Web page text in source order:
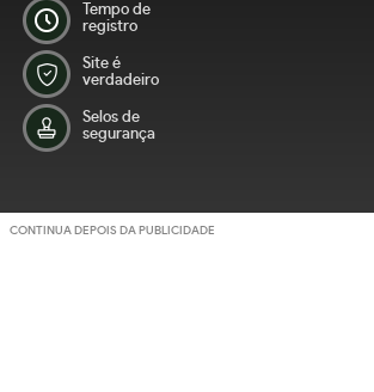
Tempo de
registro
Site é
verdadeiro
Selos de
segurança
CONTINUA DEPOIS DA PUBLICIDADE